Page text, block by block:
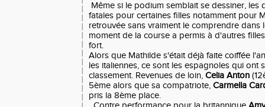
Même si le podium semblait se dessiner, les
fatales pour certaines filles notamment pour
retrouvée sans vraiment le comprendre dans
moment de la course a permis à d'autres
fort.
Alors que Mathilde s'était déjà faite coiffée
les italiennes, ce sont les espagnoles qui ont
classement. Revenues de loin, Celia Anton
5ème alors que sa compatriote, Carmella
pris la 8ème place.